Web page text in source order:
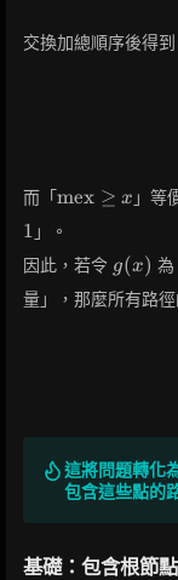
交換加總順序後得到
而「\text{mex}
mex ≥ x 」等
1 」。
因此，若令 g(x)
g(x) 為
量」，那麼所有路
這將問題轉化
包含這些點的
基礎：包含根節